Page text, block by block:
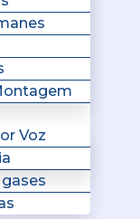
Voz